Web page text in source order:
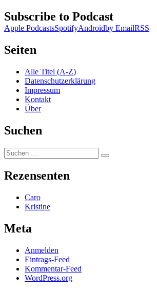
Subscribe to Podcast
Apple PodcastsSpotifyAndroidby EmailRSS
Seiten
Alle Titel (A-Z)
Datenschutzerklärung
Impressum
Kontakt
Über
Suchen
Suchen
nach:
Suchen
Rezensenten
Caro
Kristine
Meta
Anmelden
Eintrags-Feed
Kommentar-Feed
WordPress.org